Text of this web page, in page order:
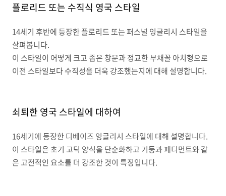
플로리드 또는 수직식 영국 스타일
14세기 후반에 등장한 플로리드 또는 퍼스널 잉글리시 스타일을
살펴봅니다.
이 스타일이 어떻게 크고 좁은 창문과 정교한 부채꼴 아치형으로
이전 스타일보다 수직성을 더욱 강조했는지에 대해 설명합니다.
쇠퇴한 영국 스타일에 대하여
16세기에 등장한 디베이즈 잉글리시 스타일에 대해 설명합니다.
이 스타일은 초기 고딕 양식을 단순화하고 기둥과 페디먼트와 같
은 고전적인 요소를 더 강조한 것이 특징입니다.